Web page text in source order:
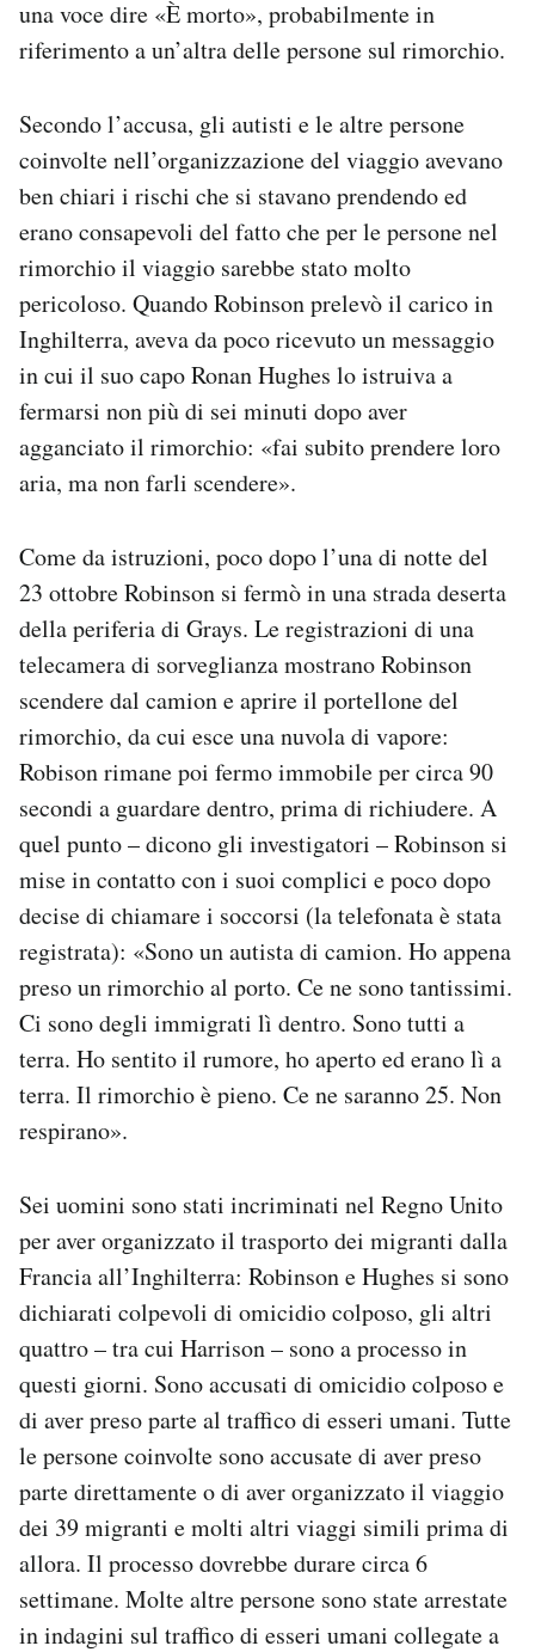
una voce dire «È morto», probabilmente in
riferimento a un’altra delle persone sul rimorchio.
Secondo l’accusa, gli autisti e le altre persone
coinvolte nell’organizzazione del viaggio avevano
ben chiari i rischi che si stavano prendendo ed
erano consapevoli del fatto che per le persone nel
rimorchio il viaggio sarebbe stato molto
pericoloso. Quando Robinson prelevò il carico in
Inghilterra, aveva da poco ricevuto un messaggio
in cui il suo capo Ronan Hughes lo istruiva a
fermarsi non più di sei minuti dopo aver
agganciato il rimorchio: «fai subito prendere loro
aria, ma non farli scendere».
Come da istruzioni, poco dopo l’una di notte del
23 ottobre Robinson si fermò in una strada deserta
della periferia di Grays. Le registrazioni di una
telecamera di sorveglianza mostrano Robinson
scendere dal camion e aprire il portellone del
rimorchio, da cui esce una nuvola di vapore:
Robison rimane poi fermo immobile per circa 90
secondi a guardare dentro, prima di richiudere. A
quel punto – dicono gli investigatori – Robinson si
mise in contatto con i suoi complici e poco dopo
decise di chiamare i soccorsi (la telefonata è stata
registrata): «Sono un autista di camion. Ho appena
preso un rimorchio al porto. Ce ne sono tantissimi.
Ci sono degli immigrati lì dentro. Sono tutti a
terra. Ho sentito il rumore, ho aperto ed erano lì a
terra. Il rimorchio è pieno. Ce ne saranno 25. Non
respirano».
Sei uomini sono stati incriminati nel Regno Unito
per aver organizzato il trasporto dei migranti dalla
Francia all’Inghilterra: Robinson e Hughes si sono
dichiarati colpevoli di omicidio colposo, gli altri
quattro – tra cui Harrison – sono a processo in
questi giorni. Sono accusati di omicidio colposo e
di aver preso parte al traffico di esseri umani. Tutte
le persone coinvolte sono accusate di aver preso
parte direttamente o di aver organizzato il viaggio
dei 39 migranti e molti altri viaggi simili prima di
allora. Il processo dovrebbe durare circa 6
settimane. Molte altre persone sono state arrestate
in indagini sul traffico di esseri umani collegate a